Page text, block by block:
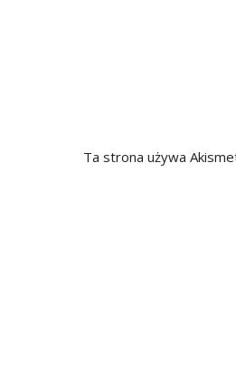
Ta strona używa